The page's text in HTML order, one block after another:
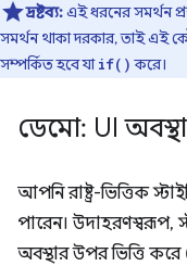
দ্রষ্টব্য:এই ধরনের সমর্থন
সমর্থন থাকা দরকার, তাই এই
সম্পর্কিত হবে যাif() করে।
ডেমো: UI
আপনি রাষ্ট্র-ভিত্তিক
পারেন। উদাহরণস্বরূপ,
অবস্থার উপর ভিত্তি